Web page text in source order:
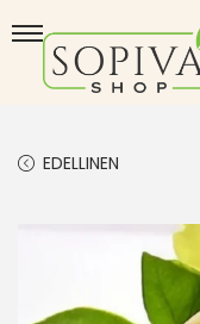
EDELLINEN